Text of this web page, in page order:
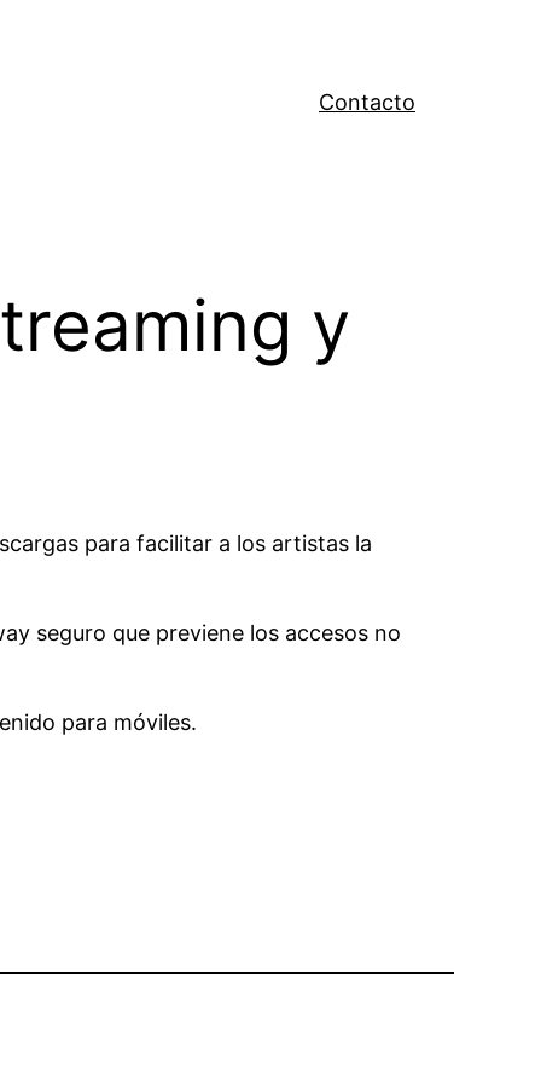
Contacto
y
para facilitar a los artistas la
seguro que previene los accesos no
para móviles.